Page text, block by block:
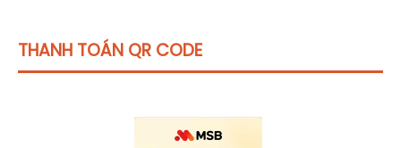
THANH TOÁN QR CODE